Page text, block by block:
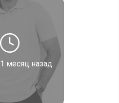
1 месяц назад